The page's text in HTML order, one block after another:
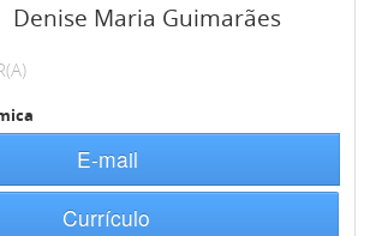
Denise Maria Guimarães
E-mail
Currículo